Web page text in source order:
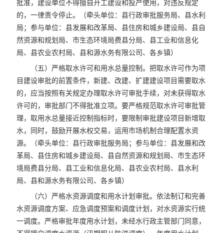
批准，建设单位不得擅自开工建设和投产使用，对违反规定
的，一律责令停止。（牵头单位：县行政审批服务局、县水利
局；参与单位：县发展和改革局、县住房和城乡建设局、县自
然资源和规划局、市生态环境局费县分局、县工业和信息化
局、县农业农村局、县和源水务有限公司、各乡镇）
（五）严格取水许可和用水总量控制。把取水许可作为项
目建设审批的前置条件，新建、改建、扩建建设项目需要取水
的，应当按照有关规定办理取水许可审批手续，对未获得取水
许可的，审批部门不得批准立项。要严格规范取水许可审批管
理，取用水总量接近控制指标时，要限制审批建设项目新增取
水，同时，鼓励开展水权交易，运用市场机制合理配置水资
源。（牵头单位：县行政审批服务局；参与单位：县发展和改
革局、县住房和城乡建设局、县自然资源和规划局、市生态环
境局费县分局、县工业和信息化局、县农业农村局、县水利
局、县和源水务有限公司、各乡镇）
（六）严格水资源调度和用水计划审批。依法制订和完善
水资源调度方案、应急调度预案和调度计划，对水资源实行统
一调度。严格审批年度用水计划，未经水行政主管部门同意，